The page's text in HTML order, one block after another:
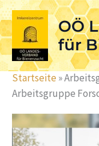
Skip
to
content
OÖ
für
Startseite »
Arbeitsgruppe